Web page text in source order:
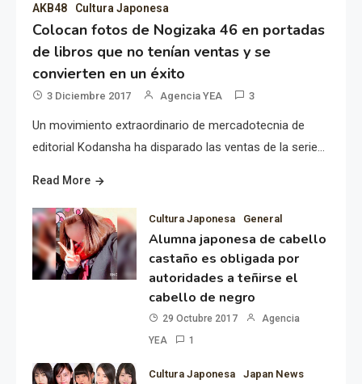
AKB48 Cultura Japonesa
Colocan fotos de Nogizaka 46 en portadas
de libros que no tenían ventas y se
convierten en un éxito
3 Diciembre 2017 Agencia YEA 3
Un movimiento extraordinario de mercadotecnia de
editorial Kodansha ha disparado las ventas de la serie…
Read More
Cultura Japonesa General
Alumna japonesa de cabello
castaño es obligada por
autoridades a teñirse el
cabello de negro
29 Octubre 2017
Agencia
YEA
1
Cultura Japonesa Japan News